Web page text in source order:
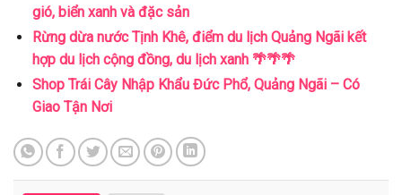
gió, biển xanh và đặc sản
Rừng dừa nước Tịnh Khê, điểm du lịch Quảng Ngãi kết
hợp du lịch cộng đồng, du lịch xanh 🌴🌴🌴
Shop Trái Cây Nhập Khẩu Đức Phổ, Quảng Ngãi – Có
Giao Tận Nơi